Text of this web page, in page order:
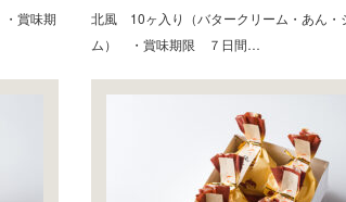
賞味期
北風 10ヶ入り（バタークリーム・あん・
ム） ・賞味期限 ７日間…